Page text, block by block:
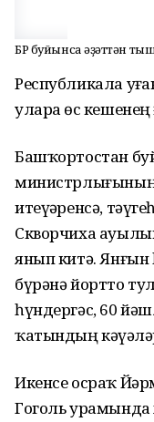
БР буйынса Ғәҙәттән
Республикала
уларҙа өс кешенең
Башҡортостан
министрлығының
итеүҙәренсә,
Скворчиха
янып китә. Янғын
бүрәнә йортто
һүндергәс, 60
ҡатындың
Икенсе осраҡ
Гоголь